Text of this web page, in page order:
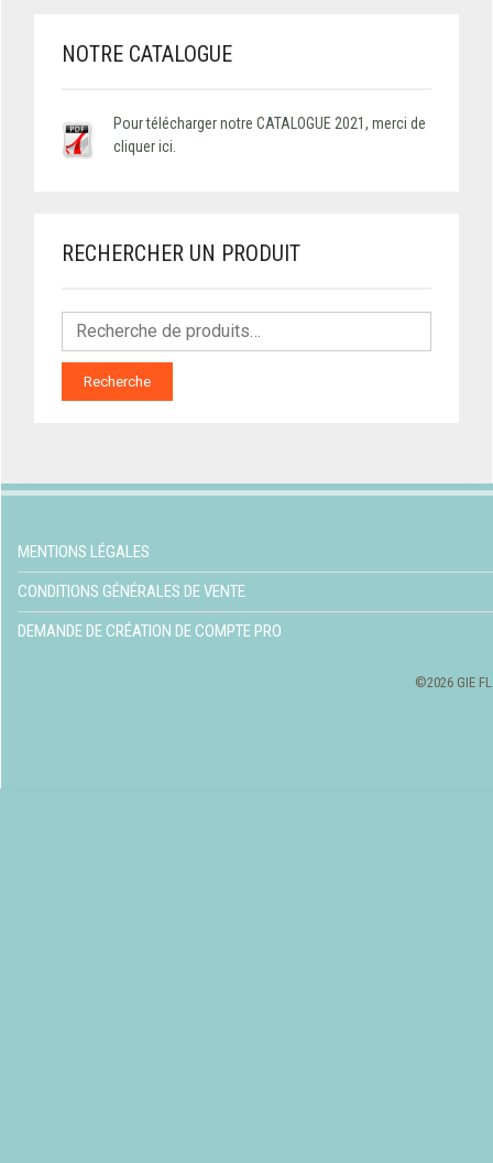
NOTRE CATALOGUE
Pour télécharger notre CATALOGUE 2021, merci de
cliquer ici.
RECHERCHER UN PRODUIT
Recherche
MENTIONS LÉGALES
CONDITIONS GÉNÉRALES DE VENTE
DEMANDE DE CRÉATION DE COMPTE PRO
©2026 GIE